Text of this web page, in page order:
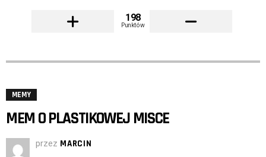
198
Punktów
MEMY
MEM O PLASTIKOWEJ MISCE
przez MARCIN